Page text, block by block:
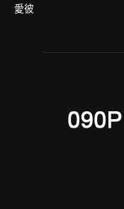
愛彼